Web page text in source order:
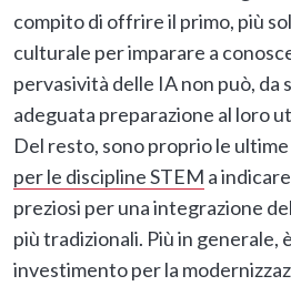
compito di offrire il primo, più
culturale per imparare a
pervasività delle IA non può, da
adeguata preparazione al loro
Del resto, sono proprio le ultime
per le discipline STEM a
preziosi per una integrazione
più tradizionali. Più in generale,
investimento per la